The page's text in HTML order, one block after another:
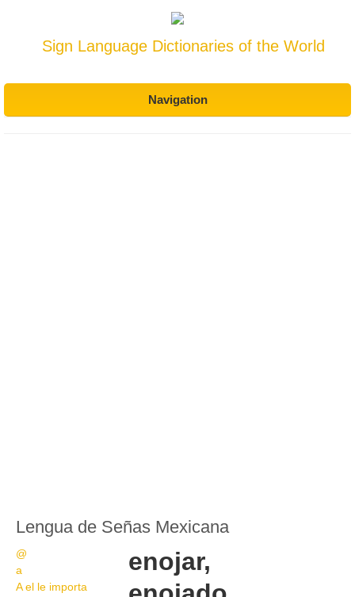
Sign Language Dictionaries of the World
Navigation
Lengua de Señas Mexicana
@
a
A el le importa
enojar,